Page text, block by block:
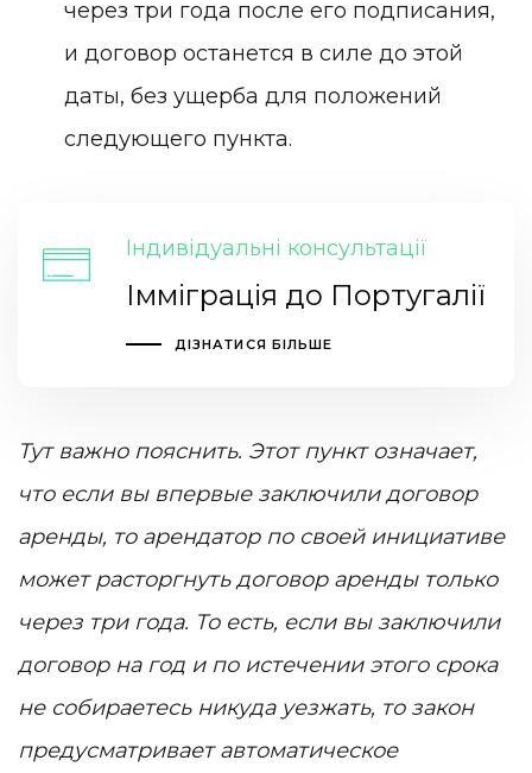
через три года после его подписания,
и договор останется в силе до этой
даты, без ущерба для положений
следующего пункта.
Індивідуальні консультації
Імміграція до Португалії
ДІЗНАТИСЯ БІЛЬШЕ
Тут важно пояснить. Этот пункт означает,
что если вы впервые заключили договор
аренды, то арендатор по своей инициативе
может расторгнуть договор аренды только
через три года. То есть, если вы заключили
договор на год и по истечении этого срока
не собираетесь никуда уезжать, то закон
предусматривает автоматическое